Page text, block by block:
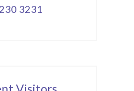
3231